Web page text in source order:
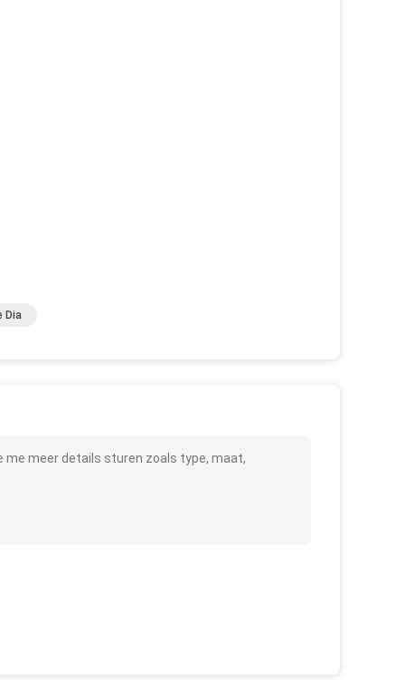
Dia
me meer details sturen zoals type, maat,